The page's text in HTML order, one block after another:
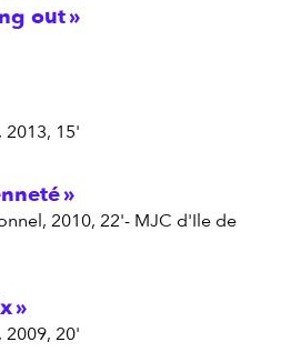
out
2013, 15'
2009, 20'